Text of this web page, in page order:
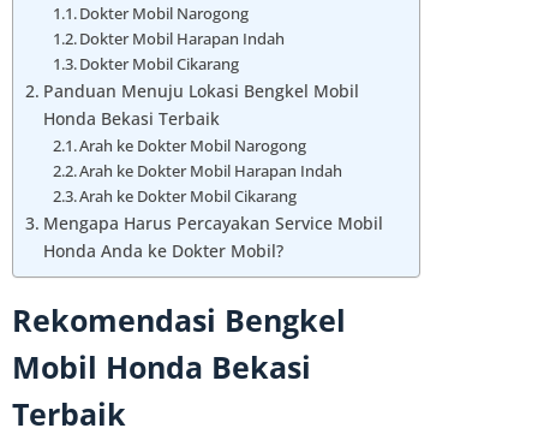
Dokter Mobil Narogong
Dokter Mobil Harapan Indah
Dokter Mobil Cikarang
Panduan Menuju Lokasi Bengkel Mobil
Honda Bekasi Terbaik
Arah ke Dokter Mobil Narogong
Arah ke Dokter Mobil Harapan Indah
Arah ke Dokter Mobil Cikarang
Mengapa Harus Percayakan Service Mobil
Honda Anda ke Dokter Mobil?
Rekomendasi Bengkel
Mobil Honda Bekasi
Terbaik